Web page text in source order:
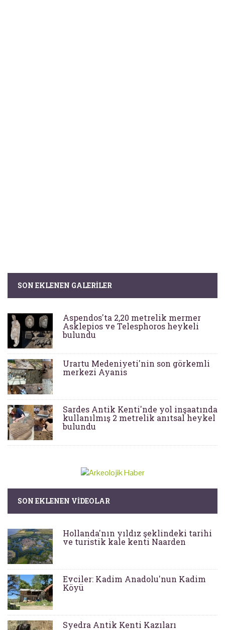
SON EKLENEN GALERILER
Aspendos'ta 2,20 metrelik mermer
Asklepios ve Telesphoros heykeli
bulundu
Urartu Medeniyeti'nin son görkemli
merkezi Ayanis
Sardes Antik Kenti'nde yol inşaatında
kullanılmış 2 metrelik anıtsal heykel
bulundu
SON EKLENEN VIDEOLAR
Hollanda'nın yıldız şeklindeki tarihi
ve turistik kale kenti Naarden
Evciler: Kadim Anadolu'nun Kadim
Köyü
Syedra Antik Kenti Kazıları